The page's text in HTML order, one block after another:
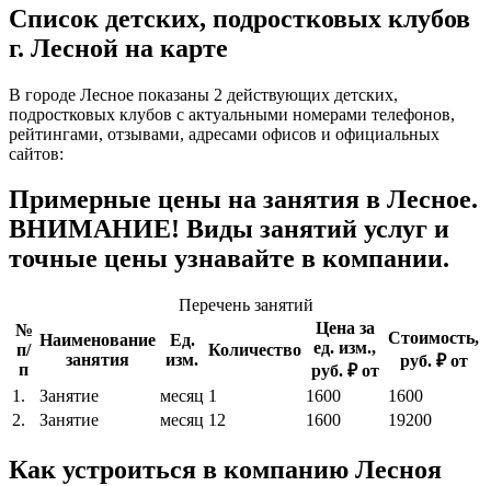
Список детских, подростковых клубов
г. Лесной на карте
В городе Лесное показаны 2 действующих детских,
подростковых клубов с актуальными номерами телефонов,
рейтингами, отзывами, адресами офисов и официальных
сайтов:
Примерные цены на занятия в Лесное.
ВНИМАНИЕ! Виды занятий услуг и
точные цены узнавайте в компании.
Перечень занятий
№
п/
п
Наименование
занятия
Ед.
изм.
Количество
Цена за
ед. изм.,
руб. ₽ от
Стоимость,
руб. ₽ от
1.
Занятие месяц 1 1600
1600
2.
Занятие месяц 12 1600 19200
Как устроиться в компанию Лесноя